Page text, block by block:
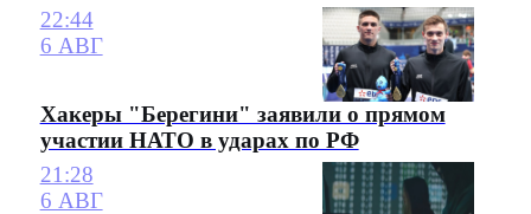
22:44
6 АВГ
Хакеры "Берегини" заявили о прямом
участии НАТО в ударах по РФ
21:28
6 АВГ